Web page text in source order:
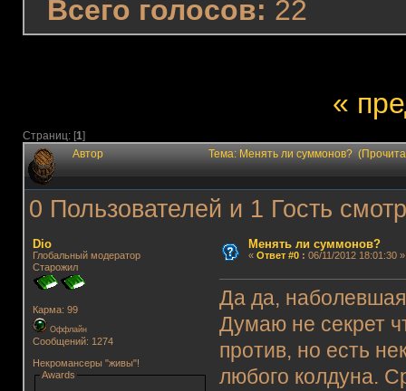
Всего голосов: 22
«
Страниц: [1]
Автор Тема: Менять ли суммонов?
0 Пользователей и 1 Гость
Dio
Глобальный модератор
Старожил
Карма: 99
Оффлайн
Сообщений: 1274
Некромансеры "живы"!
Awards
Менять ли суммонов?
« Ответ #0: 06/11/2012 18:01:30 »
Да да,
Думаю не секрет
против, но есть
любого колдуна.